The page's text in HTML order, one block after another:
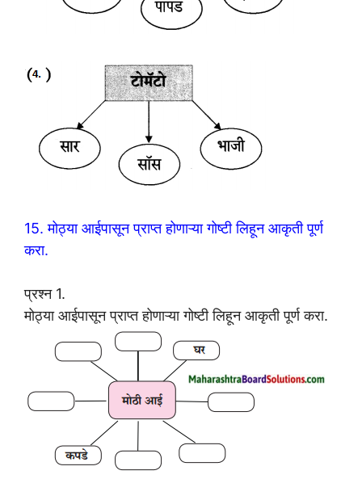
15. मोठ्या आईपासून प्राप्त होणाऱ्या गोष्टी लिहून आकृती पूर्ण
करा.
प्रश्न 1.
मोठ्या आईपासून प्राप्त होणाऱ्या गोष्टी लिहून आकृती पूर्ण करा.